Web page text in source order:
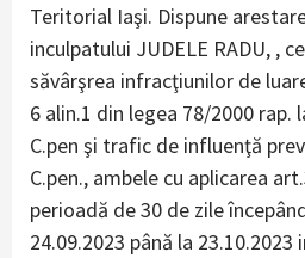
Teritorial Iaşi. Dispune
inculpatului JUDELE RADU, ,
săvârşrea infracţiunilor de
6 alin.1 din legea 78/2000 rap.
C.pen şi trafic de influenţă
C.pen., ambele cu aplicarea
perioadă de 30 de zile
24.09.2023 până la 23.10.2023